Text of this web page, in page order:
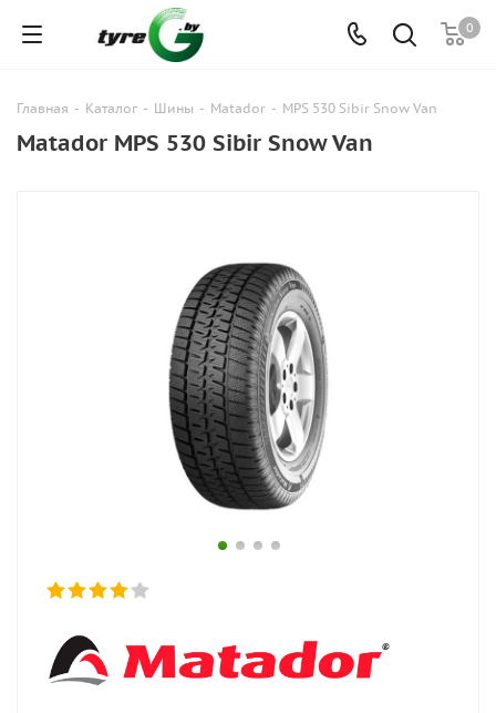
0
Главная - Каталог - Шины - Matador - MPS 530 Sibir Snow Van
Matador MPS 530 Sibir Snow Van